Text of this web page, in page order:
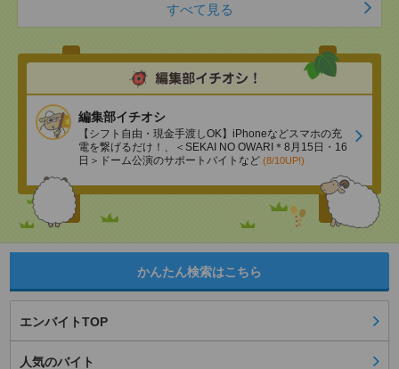
すべて見る
編集部イチオシ
【シフト自由・現金手渡しOK】iPhoneなどスマホの充
電を繋げるだけ！、＜SEKAI NO OWARI＊8月15日・16
日＞ドーム公演のサポートバイトなど (8/10UP!)
かんたん検索はこちら
エンバイトTOP
人気のバイト